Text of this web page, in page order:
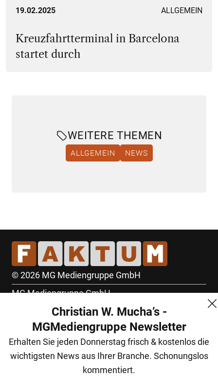
19.02.2025 ALLGEMEIN
Kreuzfahrtterminal in Barcelona
startet durch
WEITERE THEMEN
ALLGEMEIN NEWS
© 2026 MG Mediengruppe GmbH
MG Mediengruppe GmbH
Burgring 1/7
1010 Wien
+43 (1) 522 14 14
office@mgmedien.at
Christian W. Mucha’s -
MGMediengruppe Newsletter
Erhalten Sie jeden Donnerstag frisch & kostenlos die
wichtigsten News aus Ihrer Branche. Schonungslos
kommentiert.